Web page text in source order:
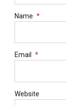
Name *
Email *
Website